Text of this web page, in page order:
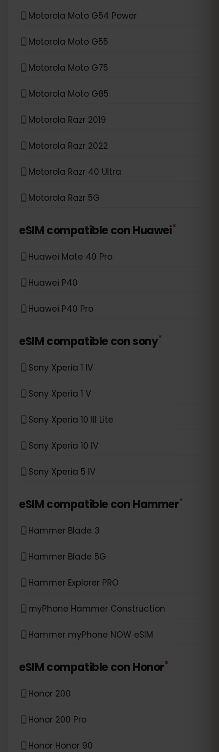
Motorola Moto G54 Power
Motorola Moto G55
Motorola Moto G75
Motorola Moto G85
Motorola Razr 2019
Motorola Razr 2022
Motorola Razr 40 Ultra
Motorola Razr 5G
eSIM compatible conHuawei*
Huawei Mate 40 Pro
Huawei P40
Huawei P40 Pro
eSIM compatible consony*
Sony Xperia 1 IV
Sony Xperia 1 V
Sony Xperia 10 III Lite
Sony Xperia 10 IV
Sony Xperia 5 IV
eSIM compatible conHammer*
Hammer Blade 3
Hammer Blade 5G
Hammer Explorer PRO
myPhone Hammer Construction
Hammer myPhone NOW eSIM
eSIM compatible conHonor*
Honor 200
Honor 200 Pro
Honor Honor 90